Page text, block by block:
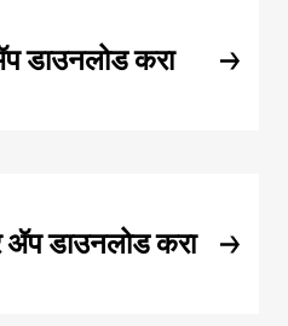
डाउनलोड करा
ॲप डाउनलोड करा